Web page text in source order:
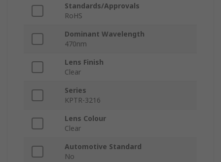
Standards/Approvals
RoHS
Dominant Wavelength
470nm
Lens Finish
Clear
Series
KPTR-3216
Lens Colour
Clear
Automotive Standard
No